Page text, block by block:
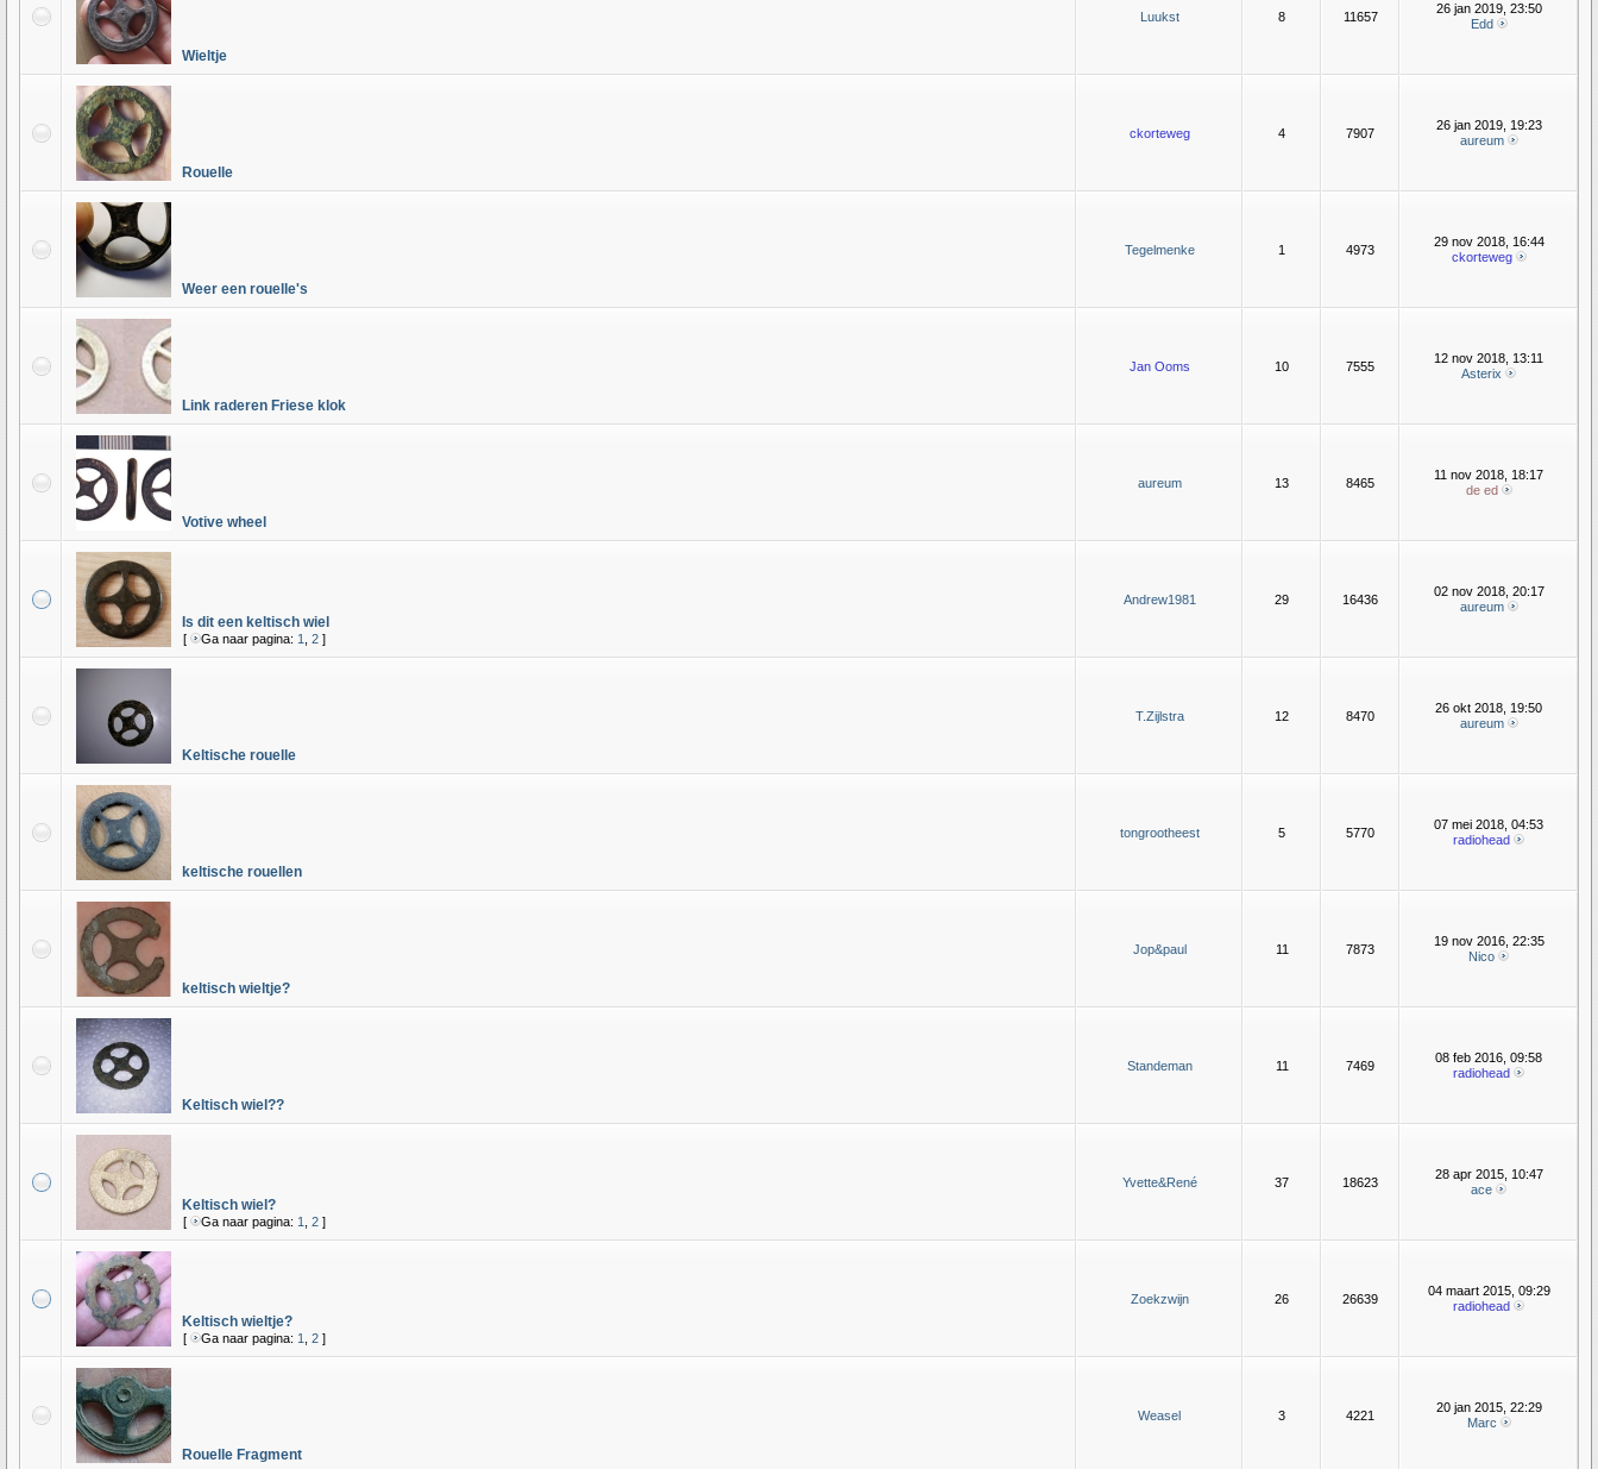
Wieltje
Luukst 8 11657
26 jan 2019, 23:50
Edd
Rouelle
ckorteweg 4 7907
26 jan 2019, 19:23
aureum
Weer een rouelle's
Tegelmenke 1 4973
29 nov 2018, 16:44
ckorteweg
Link raderen Friese klok
Jan Ooms 10 7555
12 nov 2018, 13:11
Asterix
Votive wheel
aureum 13 8465
11 nov 2018, 18:17
de ed
Is dit een keltisch wiel
[ Ga naar pagina: 1 2 ]
Andrew1981 29 16436
02 nov 2018, 20:17
aureum
Keltische rouelle
T.Zijlstra 12 8470
26 okt 2018, 19:50
aureum
keltische rouellen
tongrootheest 5 5770
07 mei 2018, 04:53
radiohead
keltisch wieltje?
Jop&paul 11 7873
19 nov 2016, 22:35
Nico
Keltisch wiel??
Standeman 11 7469
08 feb 2016, 09:58
radiohead
Keltisch wiel?
[ Ga naar pagina: 1 2 ]
Yvette&René 37 18623
28 apr 2015, 10:47
ace
Keltisch wieltje?
[ Ga naar pagina: 1 2 ]
Zoekzwijn 26 26639
04 maart 2015, 09:29
radiohead
Rouelle Fragment
Weasel 3 4221
20 jan 2015, 22:29
Marc